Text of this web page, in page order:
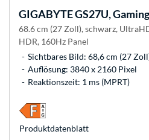
GIGABYTEGS27U,
68.6 cm (27 Zoll), schwarz,
HDR, 160Hz Panel
Sichtbares Bild: 68,6 cm (27
Auflösung: 3840 x 2160 Pixel
Reaktionszeit: 1 ms (MPRT)
Produkt­datenblatt